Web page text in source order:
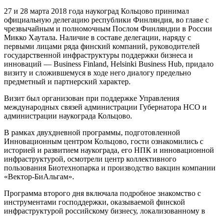
27 и 28 марта 2018 года наукоград Кольцово принимал
официальную делегацию республики Финляндия, во главе с
чрезвычайным и полномочным Послом Финляндии в России
Микко Хаутала. Наличие в составе делегации, наряду с
первыми лицами ряда финский компаний, руководителей
государственной инфраструктуры поддержки бизнеса и
инноваций — Business Finland, Helsinki Business Hub, придало
визиту и сложившемуся в ходе него диалогу предельно
предметный и партнерский характер.
Визит был организован при поддержке Управления
международных связей администрации Губернатора НСО и
администрации наукограда Кольцово.
В рамках двухдневной программы, подготовленной
Инновационным центром Кольцово, гости ознакомились с
историей и развитием наукограда, его НПК и инновационной
инфраструктурой, осмотрели центр коллективного
пользования Биотехнопарка и производство вакцин компании
«Вектор-БиАльгам».
Программа второго дня включала подробное знакомство с
инструментами господдержки, оказываемой финской
инфраструктурой российскому бизнесу, локализованному в